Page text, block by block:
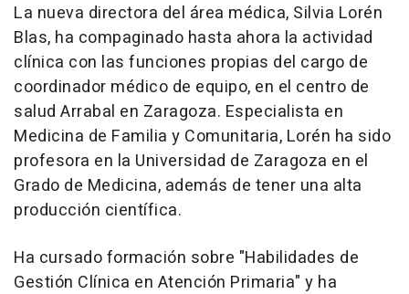
La nueva directora del área médica, Silvia Lorén
Blas, ha compaginado hasta ahora la actividad
clínica con las funciones propias del cargo de
coordinador médico de equipo, en el centro de
salud Arrabal en Zaragoza. Especialista en
Medicina de Familia y Comunitaria, Lorén ha sido
profesora en la Universidad de Zaragoza en el
Grado de Medicina, además de tener una alta
producción científica.
Ha cursado formación sobre "Habilidades de
Gestión Clínica en Atención Primaria" y ha